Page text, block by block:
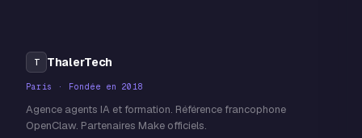
T ThalerTech
Paris · Fondée en 2018
Agence agents IA et formation. Référence francophone
OpenClaw. Partenaires Make officiels.